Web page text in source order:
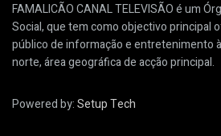
FAMALICÃO CANAL TELEVISÃO é um
Social, que tem como objectivo principal
público de informação e entretenimento
norte, área geográfica de acção principal.
Powered by:Setup Tech